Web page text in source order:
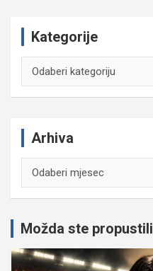
Kategorije
Arhiva
Možda ste propustili